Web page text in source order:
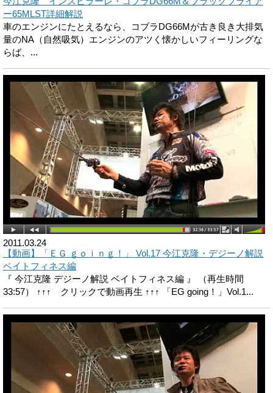
ー65MLST詳細解説
車のエンジンにたとえるなら、コブラDG66Mが古き良き大排気
量のNA（自然吸気）エンジンのアツく懐かしいフィーリングな
らば、...
2011.03.24
【動画】「ＥＧ ｇｏｉｎｇ！」 Vol.17 今江克隆・デジーノ解説
ベイトフィネス編
『 今江克隆 デジーノ解説 ベイトフィネス編 』 （再生時間
33:57） ↑↑↑ クリックで動画再生 ↑↑↑ 「EG going！」Vol.1...